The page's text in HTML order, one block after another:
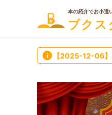
本の紹介でお小遣
ブクス
info 【2025-12-06】